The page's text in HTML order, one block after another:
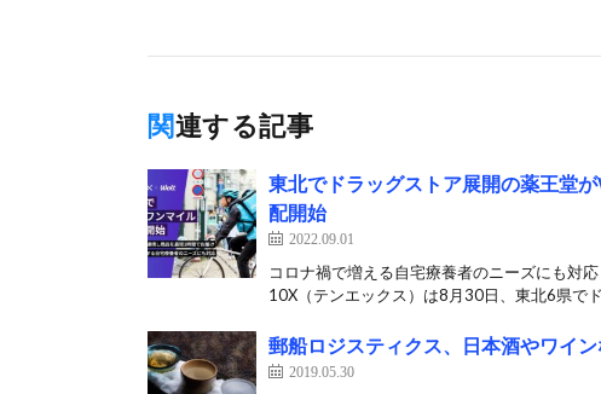
関連する記事
東北でドラッグストア展開の薬王堂
配開始
2022.09.01
コロナ禍で増える自宅療養者のニーズにも対
10X（テンエックス）は8月30日、東北6県で
郵船ロジスティクス、日本酒やワイ
2019.05.30